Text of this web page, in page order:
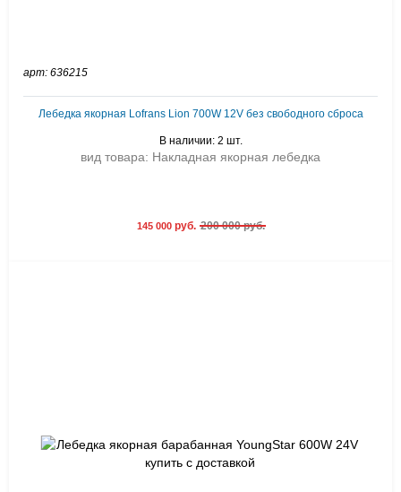
арт: 636215
Лебедка якорная Lofrans Lion 700W 12V без свободного сброса
В наличии: 2 шт.
вид товара: Накладная якорная лебедка
145 000руб. 200 000 руб.